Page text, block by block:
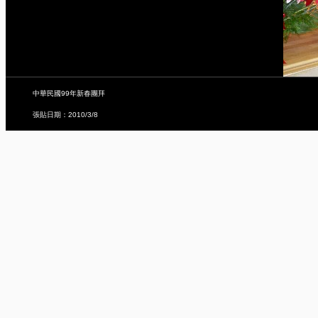
中華民國99年新春團拜
張貼日期：2010/3/8